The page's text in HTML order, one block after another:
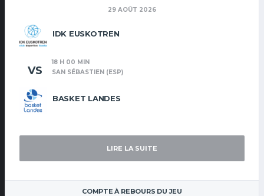
29 AOÛT 2026
IDK EUSKOTREN
BASKET LANDES
VS
18 H 00 MIN
SAN SÉBASTIEN (ESP)
LIRE LA SUITE
COMPTE À REBOURS DU JEU